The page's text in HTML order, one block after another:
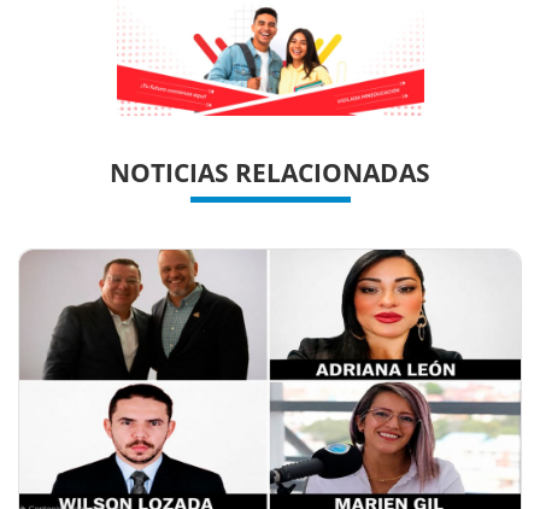
NOTICIAS RELACIONADAS